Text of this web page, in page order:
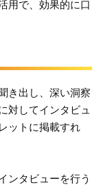
用で、効果的に口
き出し、深い洞察
対してインタビュ
ットに掲載すれ
ンタビューを行う